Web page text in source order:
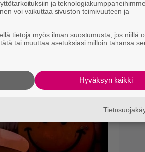
ja teknologiakumppaneihimme
voi vaikuttaa sivuston toimivuuteen ja
tietoja myös ilman suostumusta, jos niillä
tai muuttaa asetuksiasi milloin tahansa
Hyväksyn kaikki